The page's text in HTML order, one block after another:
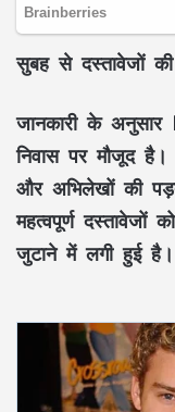
सुबह से दस्तावेजों
जानकारी के
निवास पर मौजूद है।
और अभिलेखों की
महत्वपूर्ण
जुटाने में लगी हुई है।